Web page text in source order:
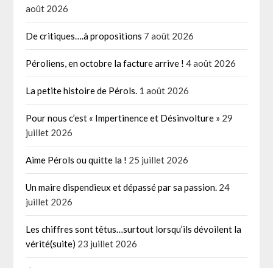
août 2026
De critiques….à propositions 7 août 2026
Péroliens, en octobre la facture arrive ! 4 août 2026
La petite histoire de Pérols. 1 août 2026
Pour nous c’est « Impertinence et Désinvolture » 29
juillet 2026
Aime Pérols ou quitte la ! 25 juillet 2026
Un maire dispendieux et dépassé par sa passion. 24
juillet 2026
Les chiffres sont têtus…surtout lorsqu’ils dévoilent la
vérité(suite) 23 juillet 2026